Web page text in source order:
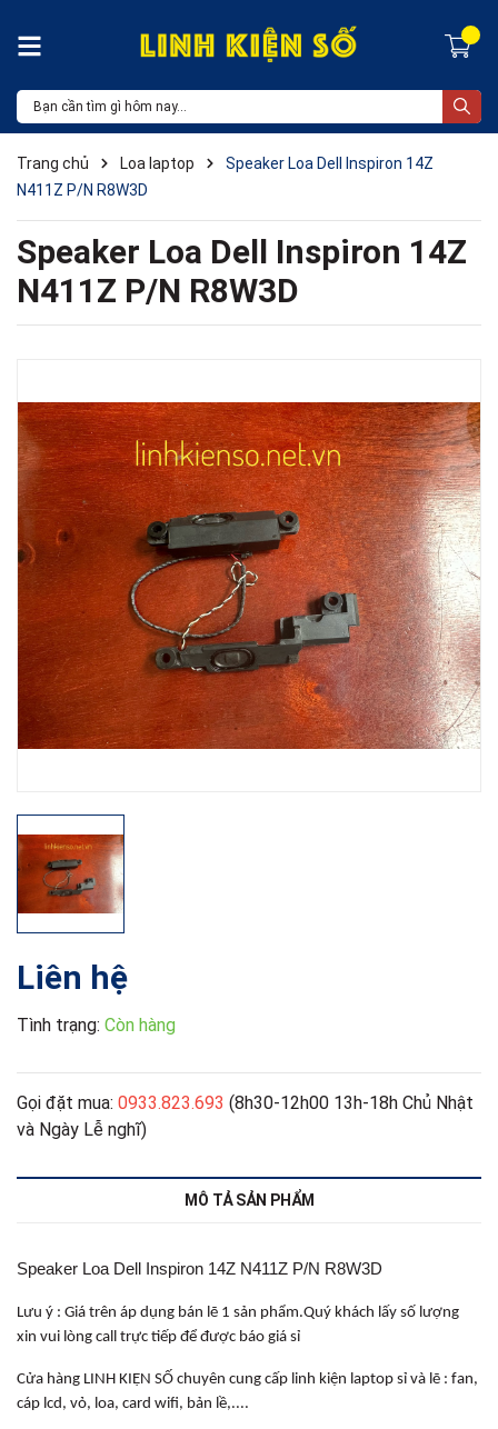
Trang chủ Loa laptop
Speaker Loa Dell Inspiron 14Z
N411Z P/N R8W3D
Speaker Loa Dell Inspiron 14Z
N411Z P/N R8W3D
Liên hệ
Tình trạng: Còn hàng
Gọi đặt mua: 0933.823.693 (8h30-12h00 13h-18h Chủ Nhật
và Ngày Lễ nghĩ)
MÔ TẢ SẢN PHẨM
Speaker Loa Dell Inspiron 14Z N411Z P/N R8W3D
Lưu ý : Giá trên áp dụng bán lẽ 1 sản phẩm.Quý khách lấy số lượng
xin vui lòng call trực tiếp để được báo giá sỉ
Cửa hàng LINH KIỆN SỐ chuyên cung cấp linh kiện laptop sỉ và lẽ : fan,
cáp lcd, vỏ, loa, card wifi, bản lề,....